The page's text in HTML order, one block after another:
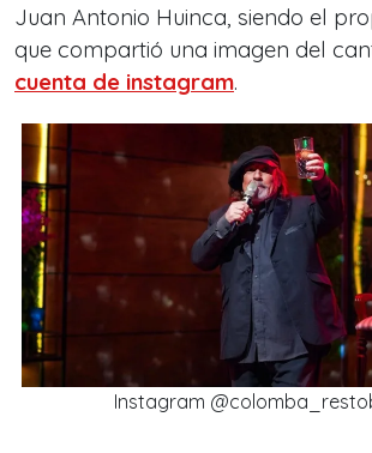
Juan Antonio Huinca, siendo el
que compartió una imagen del
cuenta de instagram.
Instagram